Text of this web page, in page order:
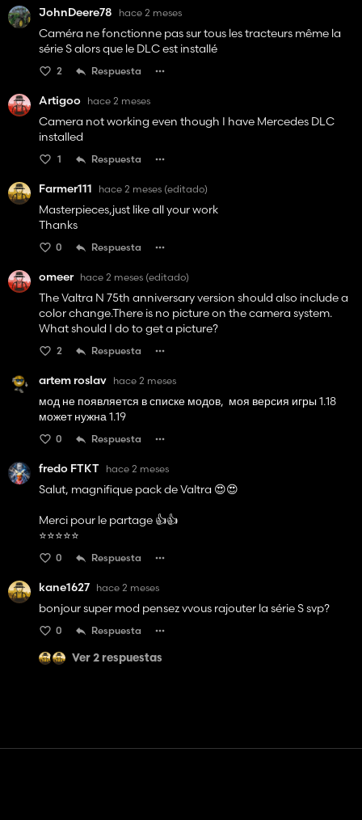
JohnDeere78 hace 2 meses
Caméra ne fonctionne pas sur tous les tracteurs même la
série S alors que le DLC est installé
2 Respuesta
Artigoo hace 2 meses
Camera not working even though I have Mercedes DLC
installed
1 Respuesta
Farmer111 hace 2 meses (editado)
Masterpieces,just like all your work
Thanks
0 Respuesta
omeer hace 2 meses (editado)
The Valtra N 75th anniversary version should also include a
color change.There is no picture on the camera system.
What should I do to get a picture?
2 Respuesta
artem roslav hace 2 meses
мод не появляется в списке модов, моя версия игры 1.18
может нужна 1.19
0 Respuesta
fredo FTKT hace 2 meses
Salut, magnifique pack de Valtra 😍😍
Merci pour le partage 👍️👍️
⭐️⭐️⭐️⭐️⭐️
0 Respuesta
kane1627 hace 2 meses
bonjour super mod pensez vvous rajouter la série S svp?
0 Respuesta
Ver 2 respuestas